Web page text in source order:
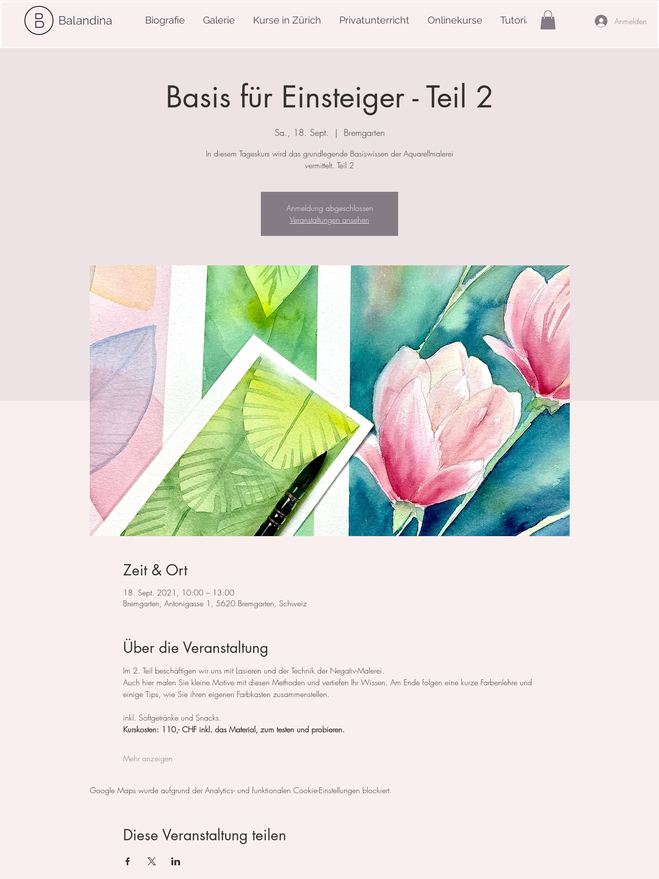
Balandina Biografie Galerie Kurse in Zürich Privatunterricht Onlinekurse Tutorials Anmelden
Basis für Einsteiger - Teil 2
Sa., 18. Sept.
  |
Bremgarten
In diesem Tageskurs wird das grundlegende Basiswissen der Aquarellmalerei
vermittelt. Teil 2
Anmeldung abgeschlossen
Veranstaltungen ansehen
Zeit & Ort
18. Sept. 2021, 10:00 – 13:00
Bremgarten, Antonigasse 1, 5620 Bremgarten, Schweiz
Über die Veranstaltung
Im 2. Teil beschäftigen wir uns mit Lasieren und der Technik der Negativ-Malerei.
Auch hier malen Sie kleine Motive mit diesen Methoden und vertiefen Ihr Wissen. Am Ende folgen eine kurze Farbenlehre und
einige Tips, wie Sie ihren eigenen Farbkasten zusammenstellen.
​inkl. Softgetränke und Snacks.
Kurskosten: 110,- CHF inkl. das Material, zum testen und probieren.
Mehr anzeigen
Google Maps wurde aufgrund der Analytics- und funktionalen Cookie-Einstellungen blockiert.
Diese Veranstaltung teilen